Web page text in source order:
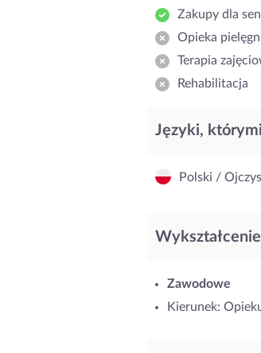
Zakupy dla
Opieka
Terapia
Rehabilitacja
Języki,
Polski /
Wykształcenie
Zawodowe
Kierunek: